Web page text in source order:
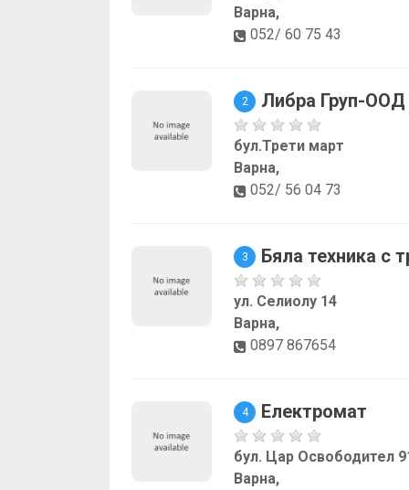
Варна,
052/ 60 75 43
2 Либра Груп-ООД
бул.Трети март
Варна,
052/ 56 04 73
3 Бяла техника с
ул. Селиолу 14
Варна,
0897 867654
4 Електромат
бул. Цар Освободител
Варна,